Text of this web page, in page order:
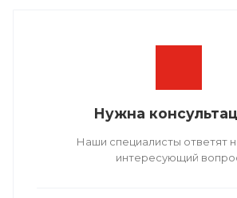
Нужна
Наши специалисты ответят
интересующий